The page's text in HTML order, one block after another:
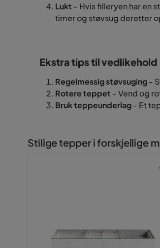
Lukt - Hvis filleryen har en
timer og støvsug deretter
Ekstra tips til vedlikehold
Regelmessig støvsuging-
Rotere teppet - Vend og
Bruk teppeunderlag- Et
Stilige tepper i forskjellige